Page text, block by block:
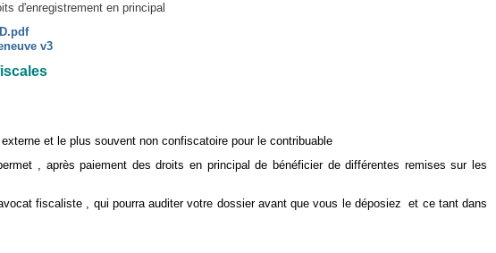
d'enregistrement en principal
v3
et le plus souvent non confiscatoire pour le contribuable
, après paiement des droits en principal de bénéficier de différentes remises sur les
fiscaliste , qui pourra auditer votre dossier avant que vous le déposiez et ce tant dans